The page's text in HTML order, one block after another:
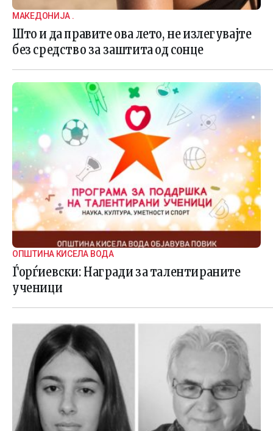
МАКЕДОНИЈА .
Што и да правите ова лето, не излегувајте
без средство за заштита од сонце
ОПШТИНА КИСЕЛА ВОДА
Ѓорѓиевски: Награди за талентираните
ученици